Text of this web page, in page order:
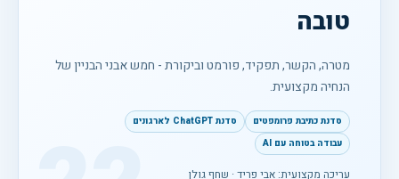
טובה
מטרה, הקשר, תפקיד, פורמט וביקורת - חמש אבני הבניין של
הנחיה מקצועית.
סדנת כתיבת פרומפטים
סדנת ChatGPT לארגונים
עבודה בטוחה עם AI
עריכה מקצועית: אבי פריד · שחף גולן